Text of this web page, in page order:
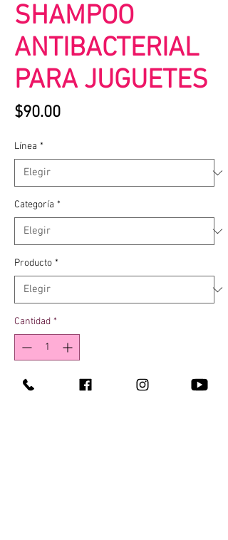
SHAMPOO
ANTIBACTERIAL
PARA JUGUETES
$90.00Precio
Línea *
Categoría *
Producto *
Cantidad *
Agregar al carrito